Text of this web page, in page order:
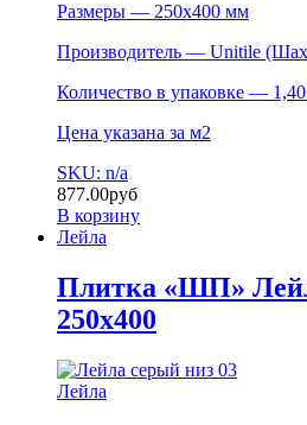
Размеры — 250х400 мм
Производитель — Unitile
Количество в упаковке —
Цена указана за м2
SKU: n/a
877.00руб
В корзину
Лейла
Плитка «ШП»
250х400
Лейла